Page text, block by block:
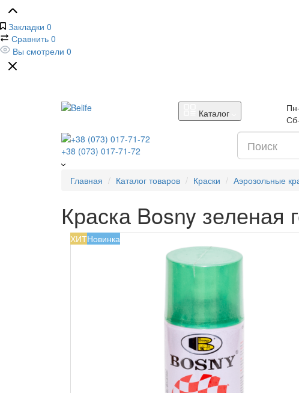
Закладки 0
Сравнить 0
Вы смотрели 0
Каталог
+38 (073) 017-71-72
Главная Каталог товаров Краски Аэрозольные
Краска Bosny зеленая
ХИТНовинка